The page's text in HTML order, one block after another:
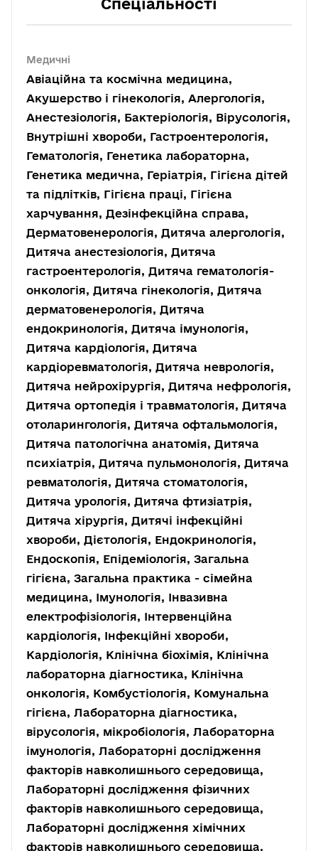
Спеціальності
Медичні
Авіаційна та космічна медицина,
Акушерство і гінекологія, Алергологія,
Анестезіологія, Бактеріологія, Вірусологія,
Внутрішні хвороби, Гастроентерологія,
Гематологія, Генетика лабораторна,
Генетика медична, Геріатрія, Гігієна дітей
та підлітків, Гігієна праці, Гігієна
харчування, Дезінфекційна справа,
Дерматовенерологія, Дитяча алергологія,
Дитяча анестезіологія, Дитяча
гастроентерологія, Дитяча гематологія-
онкологія, Дитяча гінекологія, Дитяча
дерматовенерологія, Дитяча
ендокринологія, Дитяча імунологія,
Дитяча кардіологія, Дитяча
кардіоревматологія, Дитяча неврологія,
Дитяча нейрохірургія, Дитяча нефрологія,
Дитяча ортопедія і травматологія, Дитяча
отоларингологія, Дитяча офтальмологія,
Дитяча патологічна анатомія, Дитяча
психіатрія, Дитяча пульмонологія, Дитяча
ревматологія, Дитяча стоматологія,
Дитяча урологія, Дитяча фтизіатрія,
Дитяча хірургія, Дитячі інфекційні
хвороби, Дієтологія, Ендокринологія,
Ендоскопія, Епідеміологія, Загальна
гігієна, Загальна практика - сімейна
медицина, Імунологія, Інвазивна
електрофізіологія, Інтервенційна
кардіологія, Інфекційні хвороби,
Кардіологія, Клінічна біохімія, Клінічна
лабораторна діагностика, Клінічна
онкологія, Комбустіологія, Комунальна
гігієна, Лабораторна діагностика,
вірусологія, мікробіологія, Лабораторна
імунологія, Лабораторні дослідження
факторів навколишнього середовища,
Лабораторні дослідження фізичних
факторів навколишнього середовища,
Лабораторні дослідження хімічних
факторів навколишнього середовища,